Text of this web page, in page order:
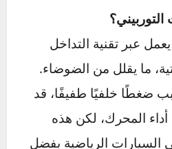
كاتم الصوت في
في السيارة؟
يحدّ من مستوى الضوضاء
تجربة قيادة أكثر هدوءًا.